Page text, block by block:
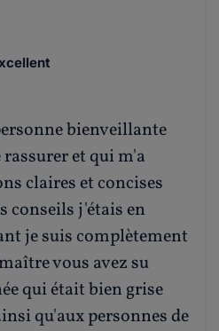
bienveillante
et qui m'a
claires et concises
conseils j'étais en
je suis complètement
vous avez su
qui était bien grise
qu'aux personnes de